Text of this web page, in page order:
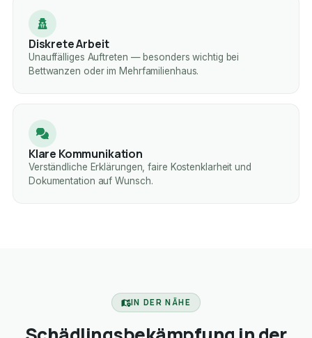
Diskrete Arbeit
Unauffälliges Auftreten — besonders wichtig bei
Bettwanzen oder im Mehrfamilienhaus.
Klare Kommunikation
Verständliche Erklärungen, faire Kostenklarheit und
Dokumentation auf Wunsch.
IN DER NÄHE